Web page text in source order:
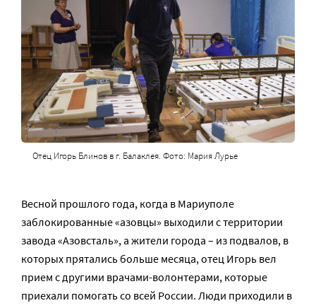
Отец Игорь Блинов в г. Балаклея. Фото: Мария Лурье
Весной прошлого года, когда в Мариуполе
заблокированные «азовцы» выходили с территории
завода «Азовсталь», а жители города – из подвалов, в
которых прятались больше месяца, отец Игорь вел
прием с другими врачами-волонтерами, которые
приехали помогать со всей России. Люди приходили в